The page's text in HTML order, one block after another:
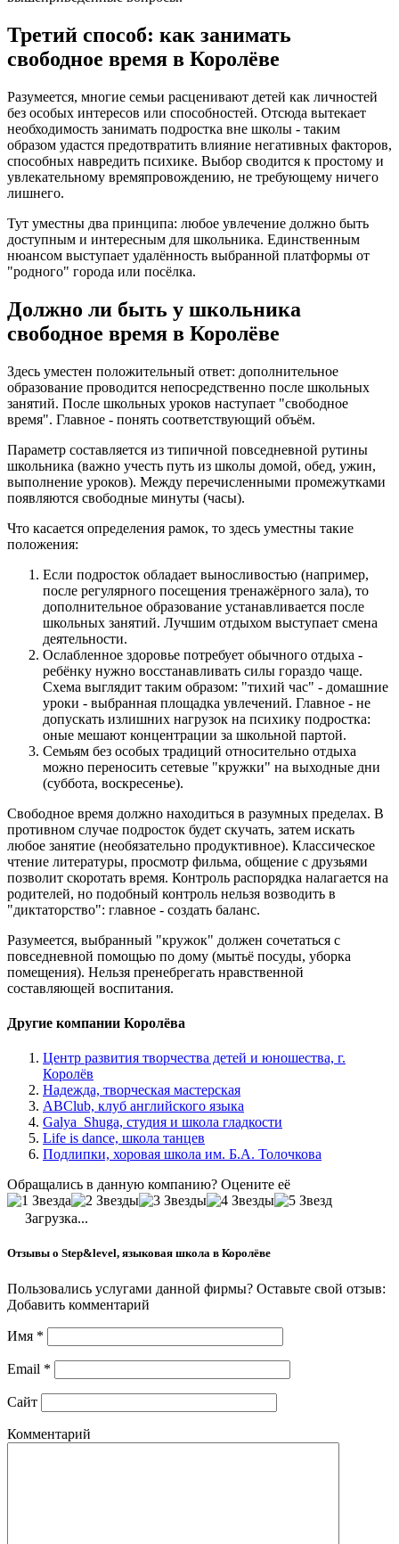
Третий способ: как занимать
свободное время в Королёве
Разумеется, многие семьи расценивают детей как личностей
без особых интересов или способностей. Отсюда вытекает
необходимость занимать подростка вне школы - таким
образом удастся предотвратить влияние негативных факторов,
способных навредить психике. Выбор сводится к простому и
увлекательному времяпровождению, не требующему ничего
лишнего.
Тут уместны два принципа: любое увлечение должно быть
доступным и интересным для школьника. Единственным
нюансом выступает удалённость выбранной платформы от
"родного" города или посёлка.
Должно ли быть у школьника
свободное время в Королёве
Здесь уместен положительный ответ: дополнительное
образование проводится непосредственно после школьных
занятий. После школьных уроков наступает "свободное
время". Главное - понять соответствующий объём.
Параметр составляется из типичной повседневной рутины
школьника (важно учесть путь из школы домой, обед, ужин,
выполнение уроков). Между перечисленными промежутками
появляются свободные минуты (часы).
Что касается определения рамок, то здесь уместны такие
положения:
Если подросток обладает выносливостью (например,
после регулярного посещения тренажёрного зала), то
дополнительное образование устанавливается после
школьных занятий. Лучшим отдыхом выступает смена
деятельности.
Ослабленное здоровье потребует обычного отдыха -
ребёнку нужно восстанавливать силы гораздо чаще.
Схема выглядит таким образом: "тихий час" - домашние
уроки - выбранная площадка увлечений. Главное - не
допускать излишних нагрузок на психику подростка:
оные мешают концентрации за школьной партой.
Семьям без особых традиций относительно отдыха
можно переносить сетевые "кружки" на выходные дни
(суббота, воскресенье).
Свободное время должно находиться в разумных пределах. В
противном случае подросток будет скучать, затем искать
любое занятие (необязательно продуктивное). Классическое
чтение литературы, просмотр фильма, общение с друзьями
позволит скоротать время. Контроль распорядка налагается на
родителей, но подобный контроль нельзя возводить в
"диктаторство": главное - создать баланс.
Разумеется, выбранный "кружок" должен сочетаться с
повседневной помощью по дому (мытьё посуды, уборка
помещения). Нельзя пренебрегать нравственной
составляющей воспитания.
Другие компании Королёва
Центр развития творчества детей и юношества, г.
Королёв
Надежда, творческая мастерская
ABClub, клуб английского языка
Galya_Shuga, студия и школа гладкости
Life is dance, школа танцев
Подлипки, хоровая школа им. Б.А. Толочкова
Обращались в данную компанию? Оцените её
Загрузка...
Отзывы о Step&level, языковая школа в Королёве
Пользовались услугами данной фирмы? Оставьте свой отзыв:
Добавить комментарий
Имя *
Email *
Сайт
Комментарий